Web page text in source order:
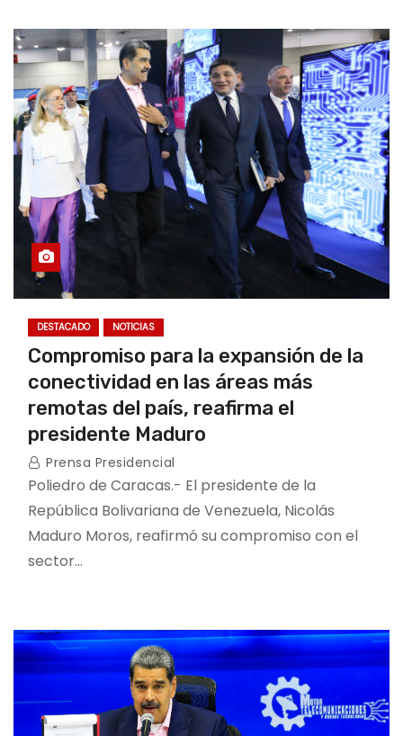
DESTACADO NOTICIAS
Compromiso para la expansión de la
conectividad en las áreas más
remotas del país, reafirma el
presidente Maduro
Prensa Presidencial
Poliedro de Caracas.- El presidente de la
República Bolivariana de Venezuela, Nicolás
Maduro Moros, reafirmó su compromiso con el
sector…